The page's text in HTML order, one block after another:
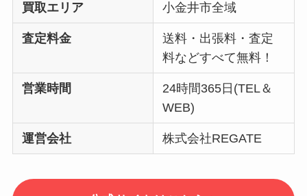
買取エリア 小金井市全域
査定料金
送料・出張料・査定
料などすべて無料！
営業時間
24時間365日(TEL＆
WEB)
運営会社 株式会社REGATE